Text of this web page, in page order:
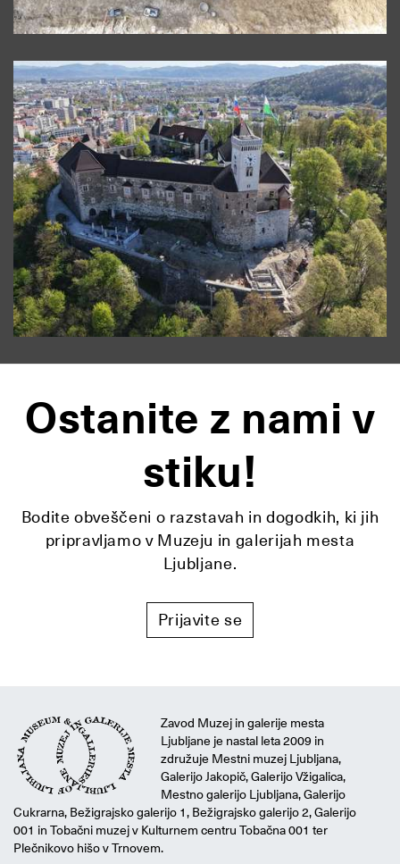
Ostanite z nami v
stiku!
Bodite obveščeni o razstavah in dogodkih, ki jih
pripravljamo v Muzeju in galerijah mesta
Ljubljane.
Prijavite se
Zavod Muzej in galerije mesta
Ljubljane je nastal leta 2009 in
združuje Mestni muzej Ljubljana,
Galerijo Jakopič, Galerijo Vžigalica,
Mestno galerijo Ljubljana, Galerijo
Cukrarna, Bežigrajsko galerijo 1, Bežigrajsko galerijo 2, Galerijo
001 in Tobačni muzej v Kulturnem centru Tobačna 001 ter
Plečnikovo hišo v Trnovem.